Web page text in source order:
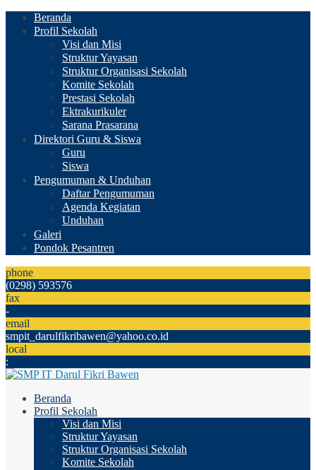
Beranda
Profil Sekolah
Visi dan Misi
Struktur Yayasan
Struktur Organisasi Sekolah
Komite Sekolah
Prestasi Sekolah
Ektrakurikuler
Sarana Prasarana
Direktori Guru & Siswa
Guru
Siswa
Pengumuman & Unduhan
Daftar Pengumuman
Agenda Kegiatan
Unduhan
Galeri
Pondok Pesantren
phone
(0298) 593576
fax
-
email
smpit_darulfikribawen@yahoo.co.id
local
:
Beranda
Profil Sekolah
Visi dan Misi
Struktur Yayasan
Struktur Organisasi Sekolah
Komite Sekolah